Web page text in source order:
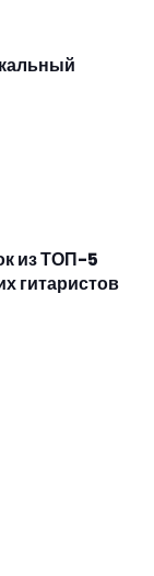
из ТОП-5
гитаристов